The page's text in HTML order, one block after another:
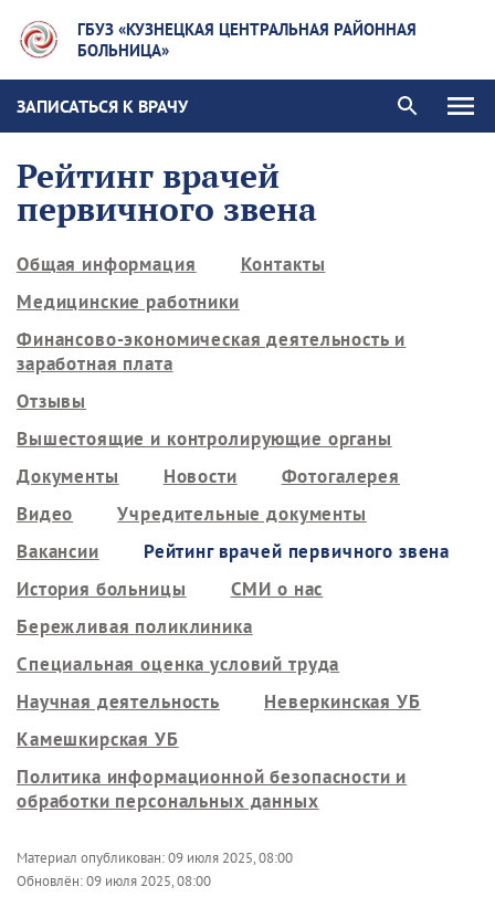
ГБУЗ «КУЗНЕЦКАЯ ЦЕНТРАЛЬНАЯ РАЙОННАЯ
БОЛЬНИЦА»
ЗАПИСАТЬСЯ К ВРАЧУ
Рейтинг врачей
первичного звена
Общая информация
Контакты
Медицинские работники
Финансово-экономическая деятельность и
заработная плата
Отзывы
Вышестоящие и контролирующие органы
Документы
Новости
Фотогалерея
Видео
Учредительные документы
Вакансии
Рейтинг врачей первичного звена
История больницы
СМИ о нас
Бережливая поликлиника
Специальная оценка условий труда
Научная деятельность
Неверкинская УБ
Камешкирская УБ
Политика информационной безопасности и
обработки персональных данных
Материал опубликован:09 июля 2025, 08:00
Обновлён:09 июля 2025, 08:00